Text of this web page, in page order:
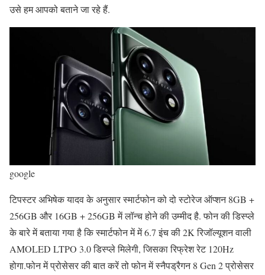
उसे हम आपको बताने जा रहे हैं.
google
टिपस्टर अभिषेक यादव के अनुसार स्मार्टफोन को दो स्टोरेज ऑप्शन 8GB +
256GB और 16GB + 256GB में लॉन्च होने की उम्मीद है. फोन की डिस्प्ले
के बारे में बताया गया है कि स्मार्टफोन में में 6.7 इंच की 2K रिजॉल्यूशन वाली
AMOLED LTPO 3.0 डिस्प्ले मिलेगी, जिसका रिफ्रेश रेट 120Hz
होगा.फोन में प्रोसेसर की बात करें तो फोन में स्नैपड्रैगन 8 Gen 2 प्रोसेसर